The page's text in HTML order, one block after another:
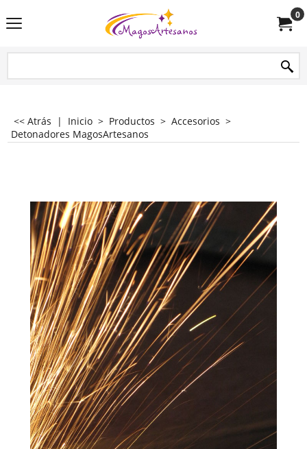
0
<< Atrás | Inicio > Productos > Accesorios >
Detonadores MagosArtesanos